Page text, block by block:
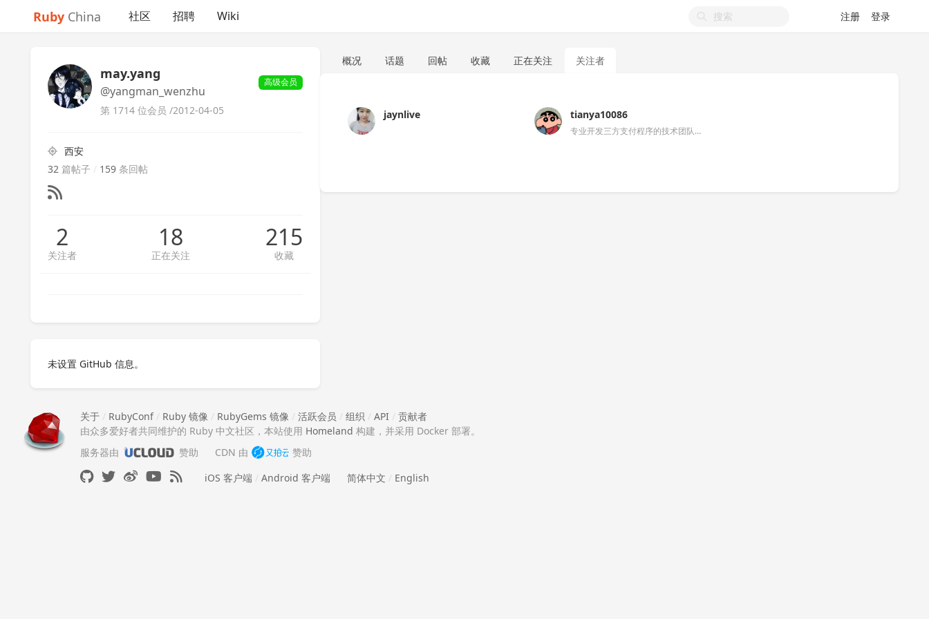
Ruby China 社区 招聘 Wiki 注册 登录
may.yang
@yangman_wenzhu
高级会员
第 1714 位会员 /2012-04-05
西安
32 篇帖子 / 159 条回帖
2
关注者
18
正在关注
215
收藏
未设置 GitHub 信息。
概况 话题 回帖 收藏 正在关注 关注者
jaynlive tianya10086
专业开发三方支付程序的技术团队，支持全世界所有国家代收，代付。多货币支持。独立商户后台，自研订单监控软件，秒回调。三方支付程序开发：https://paymentsystempro.blogspot.com
关于 / RubyConf/ Ruby 镜像 / RubyGems 镜像 / 活跃会员 / 组织 / API / 贡献者
由众多爱好者共同维护的 Ruby 中文社区，本站使用 Homeland 构建，并采用 Docker 部署。
服务器由
赞助 CDN 由
赞助
iOS 客户端 / Android 客户端 简体中文 / English